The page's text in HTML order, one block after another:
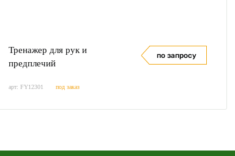
Тренажер для рук и
предплечий
по запросу
арт: FY12301 под заказ